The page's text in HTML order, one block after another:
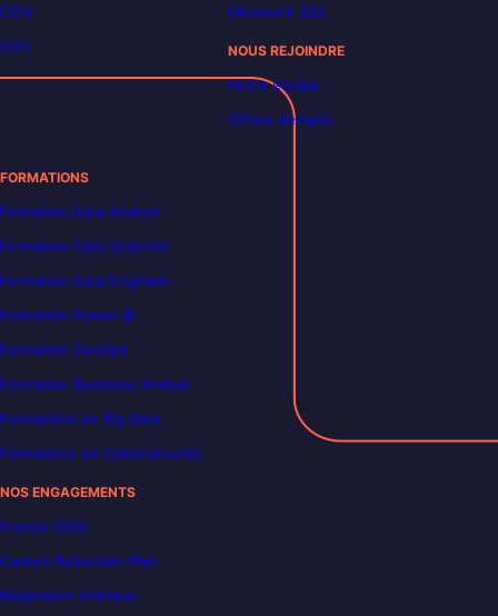
CGU
CGV
Découvrir SQL
NOUS REJOINDRE
Notre équipe
Offres d’emploi
FORMATIONS
Formation Data Analyst
Formation Data Scientist
Formation Data Engineer
Formation Power BI
Formation DevOps
Formation Business Analyst
Formations en Big Data
Formations en Cybersécurité
NOS ENGAGEMENTS
France 2030
Carbon Reduction Plan
Règlement intérieur